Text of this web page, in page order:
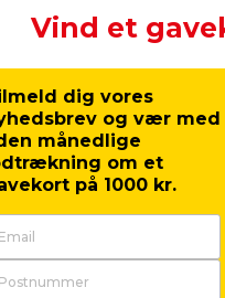
x 75
Bordplade
Vind et
dig vores
og vær med
månedlige
om et
på 1000 kr.